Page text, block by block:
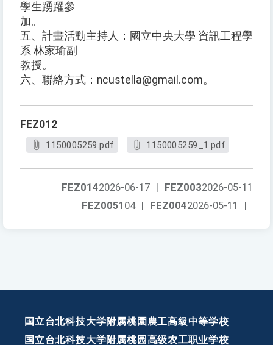
學生踴躍參
加。
五、計畫活動主持人：國立中央大學 資訊工程學
系 林家瑜副
教授。
六、聯絡方式：ncustella@gmail.com。
FEZ012
1150005259.pdf 1150005259_1.pdf
FEZ0032026-05-11
FEZ0142026-06-17 |
FEZ0042026-05-11 |
FEZ005104 |
国立台北科技大学附属桃園農工高級中等学校
国立台北科技大学附属桃园高级农工职业学校